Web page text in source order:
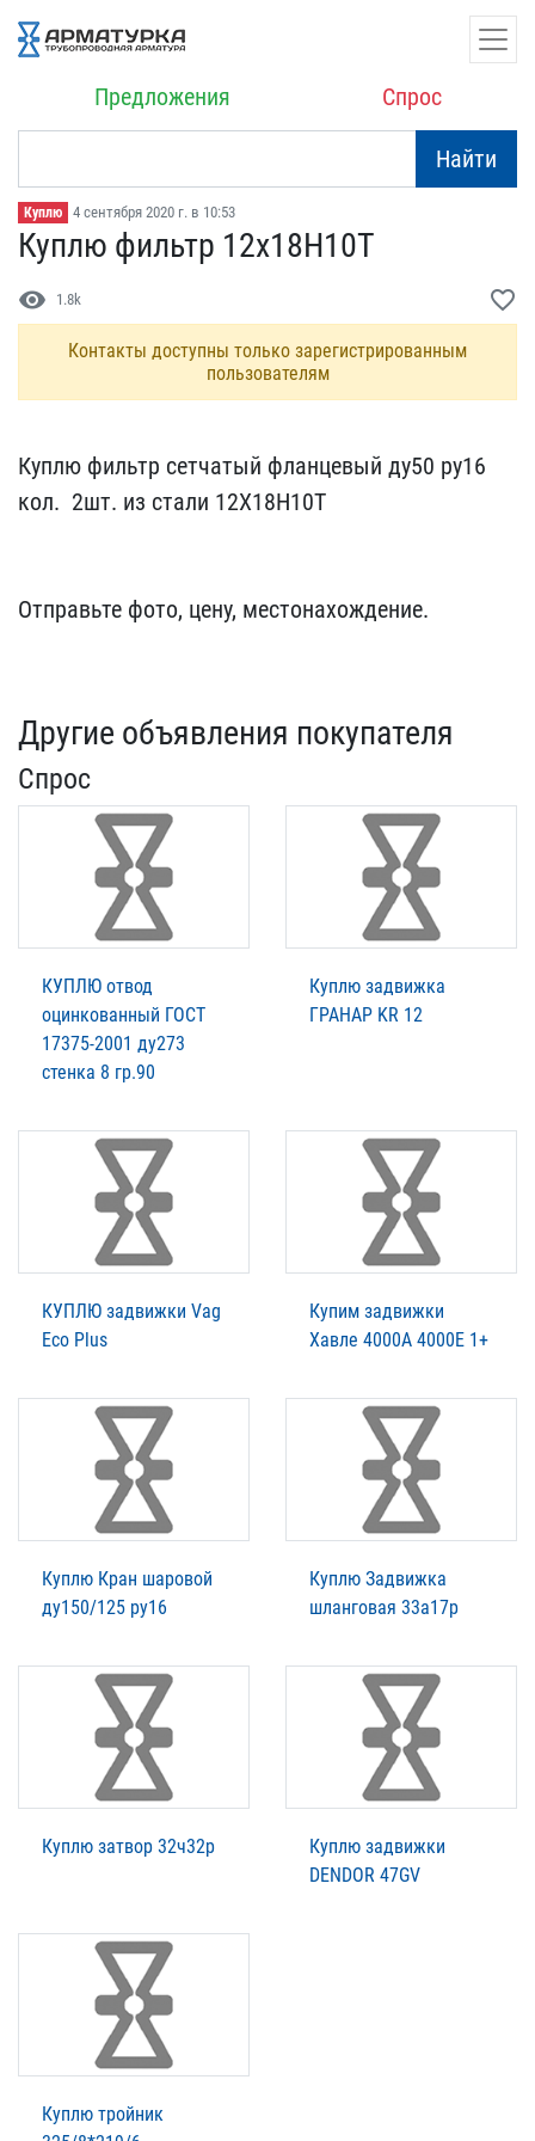
Предложения Спрос
Найти
Куплю 4 сентября 2020 г. в 10:53
Куплю фильтр 12x18H10T
visibility 1.8k favorite_border
Контакты доступны только зарегистрированным
пользователям
Куплю фильтр сетчатый ф​ланцевый ду50 ру16
кол. ​ 2шт. из стали 12Х18Н10​Т
Отправьте фото, цену​, местонахождение.
Другие объявления покупателя
Спрос
КУПЛЮ отвод
оцинкованный ГОСТ
17375-2001 ду273
стенка 8 гр.90
Куплю задвижка
ГРАНАР KR 12
КУПЛЮ задвижки Vag
Eco Plus
Купим задвижки
Xавле 4000А 4000Е 1+
Куплю Кран шаровой
ду150/125 ру16
Куплю Задвижка
шланговая 33а17р
Куплю затвор 32ч32р
Куплю задвижки
DENDOR 47GV
Куплю тройник